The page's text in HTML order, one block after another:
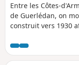
Entre les Côtes-
de Guerlédan, on
construit vers 1930
de Nantes à Brest.
on passe près